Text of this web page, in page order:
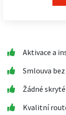
Aktivace a
Smlouva
Žádné
Kvalitní